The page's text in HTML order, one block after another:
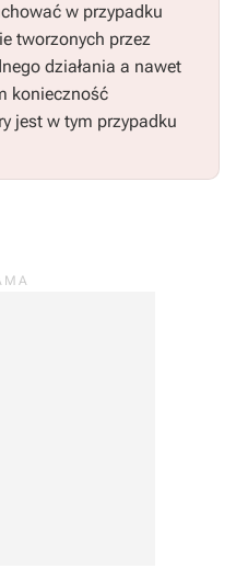
w przypadku
tworzonych przez
działania a nawet
konieczność
jest w tym przypadku